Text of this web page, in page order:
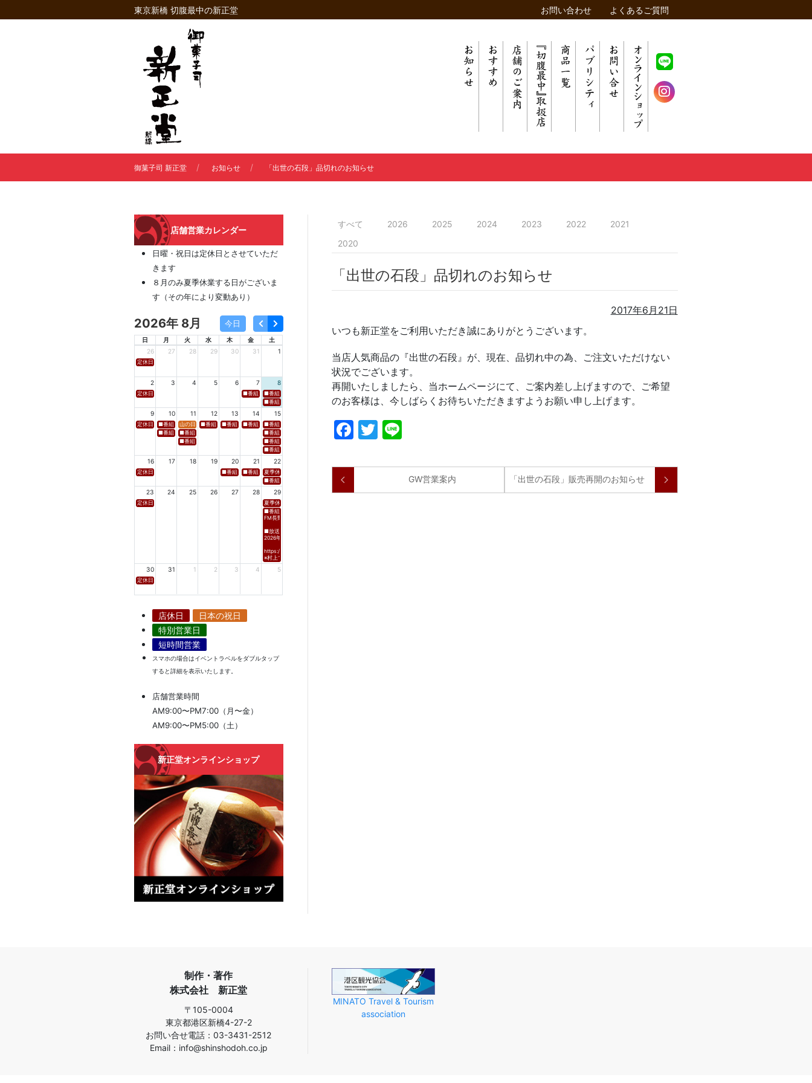
東京新橋 切腹最中の新正堂 お問い合わせ よくあるご質問
御菓子司 新正堂 お知らせ 「出世の石段」品切れのお知らせ
すべて 2026 2025 2024 2023 2022
2021
2020
「出世の石段」品切れのお知らせ
2017年6月21日
いつも新正堂をご利用いただき誠にありがとうございます。
当店人気商品の『出世の石段』が、現在、品切れ中の為、ご注文いただけない
状況でございます。
再開いたしましたら、当ホームページにて、ご案内差し上げますので、ご希望
のお客様は、今しばらくお待ちいただきますようお願い申し上げます。
Facebook
Twitter
Line
GW営業案内 「出世の石段」販売再開のお知らせ
店舗営業カレンダー
日曜・祝日は定休日とさせていただ
きます
８月のみ夏季休業する日がございま
す（その年により変動あり）
2026年 8月 今日
日 月 火 水 木 金
土
26
27 28 29 30 31 1
定休日
2 3 4 5 6 7 8
定休日 ■番組名 FM新潟「SOUND SPLASH」 ■放送日時 https://www.fmniigata.com/program/15 ※村上てつや、酒井雄二、北山陽一のコメントがオンエア！
■番組名 HBC北海道放送「グッチーな！」 ■放送日時 https://www.hbc.co.jp/tv/guchy-na/ ※村上てつやがインタビュー出演
■番組名 FM 福岡「 Sonic Style」 ■放送日時 https://fmfukuoka.co.jp/program/sss/ ※安岡優がコメント出演
9 10 11 12 13 14 15
定休日 ■番組名 tbcラジオ「en∞Voyage(エン・ボヤージュ)」 ■放送日時 https://www.tbc-sendai.co.jp/02radio/envoyage/ ※黒沢 薫、安岡 優のコメントがオンエア！
山の日 ■番組名 FM高知「Hi-Six Shake！Shake！Shake！」 ■放送日時 https://www.fmkochi.com/blog/shakeshakeshake/ ※村上てつや、酒井雄二、北山陽一のコメントがオンエア！
■番組名 FM岩手「夕刊ラジオ（YOU CAN RADIO）」 ■放送日時 https://www.fmii.co.jp/youcanradio/ ※黒沢 薫、安岡 優のコメントがオンエア！
■番組名 YBS山梨放送「やまなしマルシェ」 ■放送日時 https://www.ybs.jp/pr/marche/ ※黒沢 薫、安岡 優のコメントがオンエア！
■番組名 秋田朝日放送「サタナビっ！」 ■放送日時 https://www.aab-tv.co.jp/navi/#google_vignette ※黒沢 薫、安岡 優のコメントがオンエア！
■番組名 FM秋田「mix」 ■放送日時 https://www.fm-akita.co.jp/program/ ※黒沢 薫、安岡 優のコメントがオンエア！
■番組名 FM山形「WAVE4yamagata EXCEED」 ■放送日時 https://rfm.co.jp/program/wave4-exceed ※黒沢 薫、安岡 優のコメントがオンエア！
■番組名 NCC長崎文化放送「トコトンHappyサタデー」 ■放送日時 https://www.ncctv.co.jp/bangumi/tokohapi/archive/latest ※村上てつや、酒井雄二、北山陽一のコメントがオンエア！
■番組名 tbc東北放送「ウォッチン！みやぎ」 ■放送日時 https://www.tbc-sendai.co.jp/watchin/ ※黒沢 薫、安岡 優のコメントがオンエア！
■番組名 テレビ岩手「5きげんどようび」 ■放送日時 https://www.tvi.jp/doyoubi/ ※黒沢 薫、安岡 優のコメントがオンエア！
■番組名 FM愛媛「Daiki AXIS BEAT GOES ON」 ■放送日時 https://www.joeufm.co.jp/dj/?dj=uomi ※村上てつや、酒井雄二、北山陽一のコメントがオンエア！
16 17 18 19 20 21 22
定休日 ■番組名 TBS「Spicy Sessions THE LIVE」 ■放送日時 26:05～26:35 https://www.tbs.co.jp/tbs-ch/series/yRNA2/ ※放送後からまでTVerで配信あり
■番組名 NBS⻑野放送 「グッドライフ」 ■放送日時 2026年8⽉21⽇(⾦) https://www.nbs-tv.co.jp/program/goodlife/ ※村上てつや、酒井雄二、北山陽一のコメントがオンエア！
夏季休業
■番組名 CS TBSチャンネル1「Spicy Sessions with KAZ(GENERATIONS/数原龍友)」 ■放送日時 〜24:30 https://www.tbs.co.jp/tbs-ch/series/yRNA2/
23 24 25 26 27 28 29
定休日
夏季休業
■番組名
FM長野「Saturday D」
■放送日時
2026年8月29日(土) 11:00〜12:00
https://fmnagano2.com/saturdayd/
※村上てつや、酒井雄二、北山陽一のコメントがオンエア！
30 31 1 2 3 4 5
定休日
店休日
日本の祝日
特別営業日
短時間営業
スマホの場合はイベントラベルをダブルタップ
すると詳細を表示いたします。
店舗営業時間
AM9:00〜PM7:00（月〜金）
AM9:00〜PM5:00（土）
新正堂オンラインショップ
制作・著作
株式会社 新正堂
〒105-0004
東京都港区新橋4-27-2
お問い合せ電話：03-3431-2512
Email：info@shinshodoh.co.jp
MINATO Travel & Tourism
association